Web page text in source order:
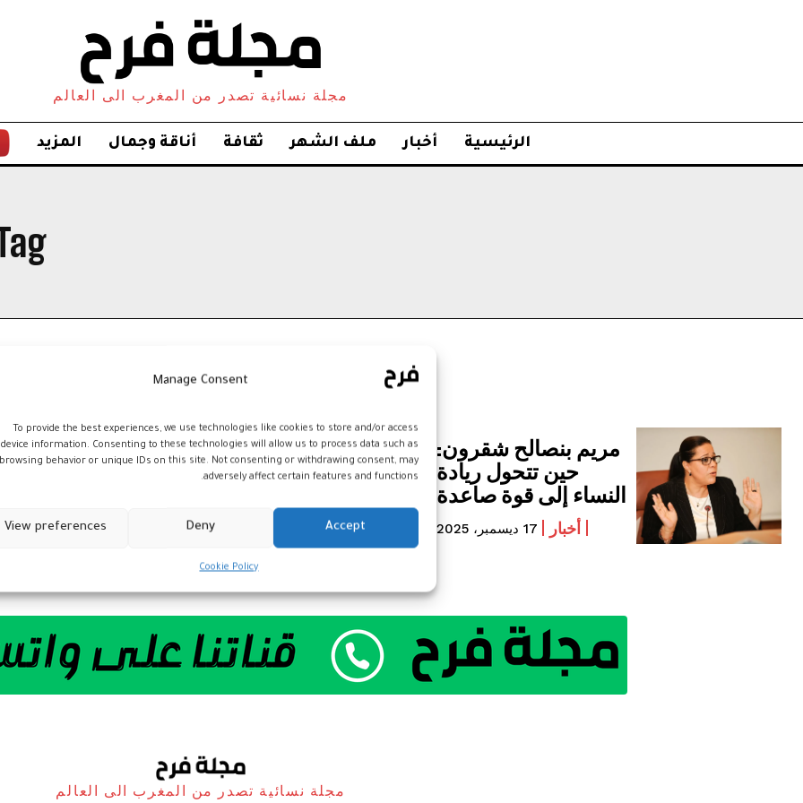
Manage Consent
To provide the best experiences, we use technologies like cookies to store and/or access
device information. Consenting to these technologies will allow us to process data such as
browsing behavior or unique IDs on this site. Not consenting or withdrawing consent, may
adversely affect certain features and functions.
Accept
Deny
View preferences
Cookie Policy
مجلة نسائية تصدر من المغرب الى العالم
الرئيسية أخبار ملف الشهر ثقافة أناقة وجمال المزيد
مريم بنصالح شقرون:
حين تتحول ريادة
النساء إلى قوة صاعدة
أخبار 17 ديسمبر، 2025
مجلة نسائية تصدر من المغرب الى العالم